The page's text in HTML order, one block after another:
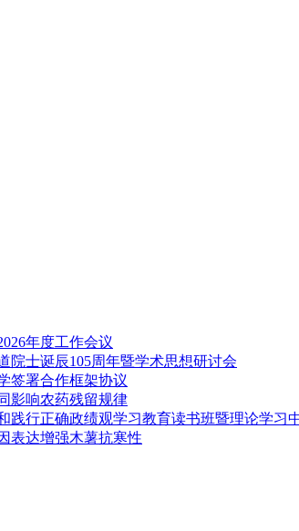
年度工作会议
院士诞辰105周年暨学术思想研讨会
签署合作框架协议
影响农药残留规律
践行正确政绩观学习教育读书班暨理论学习
表达增强木薯抗寒性